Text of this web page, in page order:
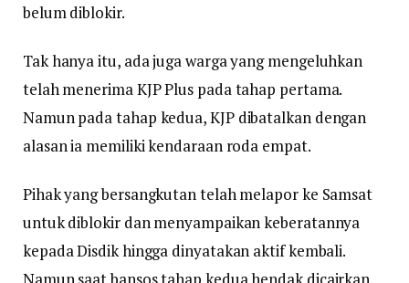
belum diblokir.
Tak hanya itu, ada juga warga yang mengeluhkan
telah menerima KJP Plus pada tahap pertama.
Namun pada tahap kedua, KJP dibatalkan dengan
alasan ia memiliki kendaraan roda empat.
Pihak yang bersangkutan telah melapor ke Samsat
untuk diblokir dan menyampaikan keberatannya
kepada Disdik hingga dinyatakan aktif kembali.